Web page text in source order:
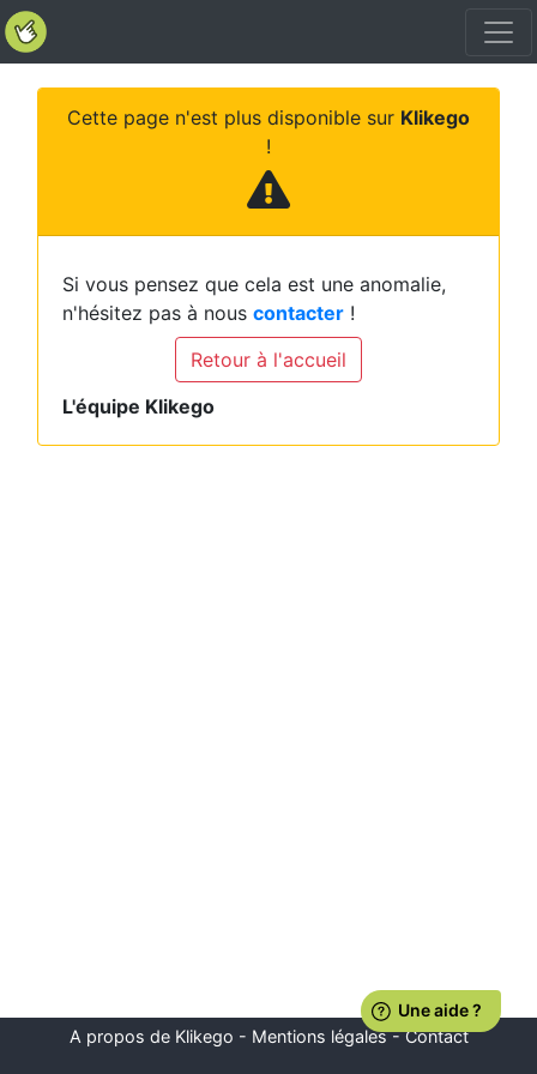
Cette page n'est plus disponible sur Klikego
!
Si vous pensez que cela est une anomalie,
n'hésitez pas à nous contacter !
Retour à l'accueil
L'équipe Klikego
A propos de Klikego - Mentions légales-Contact